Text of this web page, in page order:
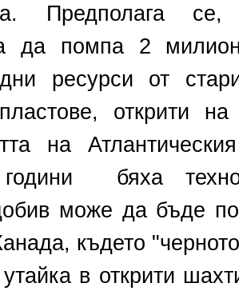
Предполага
да помпа 2
ресурси от
открити
на
бяха
може да бъде
където
утайка в открити